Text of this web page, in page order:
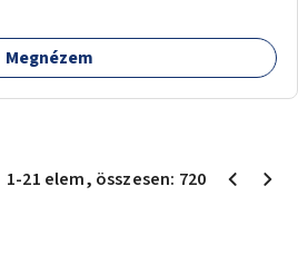
Megnézem
1-21 elem, összesen: 720